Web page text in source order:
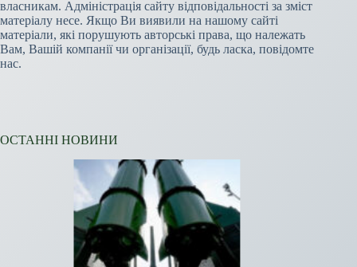
власникам. Адміністрація сайту відповідальності за зміст
матеріалу несе. Якщо Ви виявили на нашому сайті
матеріали, які порушують авторські права, що належать
Вам, Вашій компанії чи організації, будь ласка, повідомте
нас.
ОСТАННІ НОВИНИ